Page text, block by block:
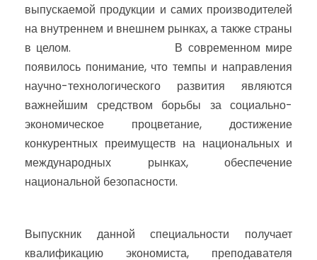
выпускаемой продукции и самих производителей
на внутреннем и внешнем рынках, а также страны
в целом. В современном мире
появилось понимание, что темпы и направления
научно-технологического развития являются
важнейшим средством борьбы за социально-
экономическое процветание, достижение
конкурентных преимуществ на национальных и
международных рынках, обеспечение
национальной безопасности.
Выпускник данной специальности получает
квалификацию экономиста, преподавателя